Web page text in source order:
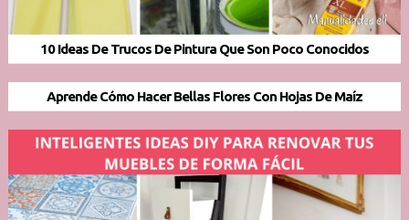
10 Ideas De Trucos De Pintura Que Son Poco Conocidos
Aprende Cómo Hacer Bellas Flores Con Hojas De Maíz